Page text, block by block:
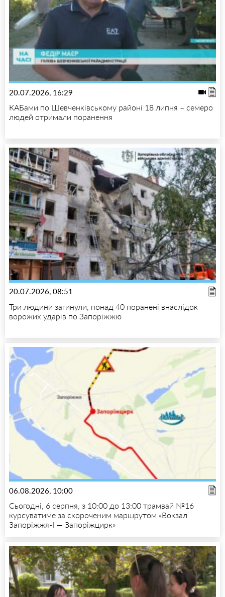
20.07.2026, 16:29
КАБами по Шевченківському районі 18 липня – семеро
людей отримали поранення
20.07.2026, 08:51
Три людини загинули, понад 40 поранені внаслідок
ворожих ударів по Запоріжжю
06.08.2026, 10:00
Сьогодні, 6 серпня, з 10:00 до 13:00 трамвай №16
курсуватиме за скороченим маршрутом «Вокзал
Запоріжжя-I — Запоріжцирк»